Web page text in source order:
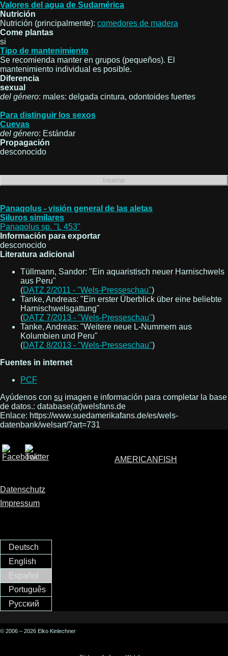
Valores del agua de Sudamérica
Nutrición
Nutrición (principalmente): comedores de madera
Come plantas
si
Tipo de mantenimiento
Se recomienda manter en grupos (pequeños). El
mantenimiento individual es posible.
Diferencia
sexual
del género: males: delgada cintura, odontoides fuertes
Para distinguir los sexos
Cuevas
del género: Estándar
Propagación
desconocido
Panaqolus - visión general de las aletas
Siluros similares
Panaqolus sp. "L 453"
Información para exportar
desconocido
Literatura adicional
Tüllmann, Sandor: "Ein aquaristisch neuer Harnischwels
aus Peru"
(DATZ 2/2011 - "Wels-Presseschau")
Tanke, Andreas: "Ein erster Überblick über eine beliebte
Harnischwelsgattung"
(DATZ 7/2013 - "Wels-Presseschau")
Tanke, Andreas: "Weitere neue L-Nummern aus
Kolumbien und Peru"
(DATZ 8/2013 - "Wels-Presseschau")
Fuentes in internet
PCF
Ayúdenos con su imagen e información para completar la base
de datos.: database(at)welsfans.de
Enlace: https://www.suedamerikafans.de/es/wels-
datenbank/welsart/?art=731
AMERICANFISH
Datenschutz
Impressum
Deutsch
English
Español
Português
Русский
© 2006 – 2026 Elko Kinlechner